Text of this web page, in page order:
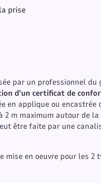
prise
par un professionnel du
d'un certificat de
applique ou encastrée
m maximum autour de
être faite par une
en oeuvre pour les 2